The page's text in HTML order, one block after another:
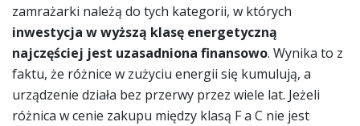
zamrażarki należą do tych kategorii, w których
inwestycja w wyższą klasę energetyczną
najczęściej jest uzasadniona finansowo. Wynika to z
faktu, że różnice w zużyciu energii się kumulują, a
urządzenie działa bez przerwy przez wiele lat. Jeżeli
różnica w cenie zakupu między klasą F a C nie jest